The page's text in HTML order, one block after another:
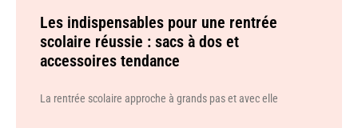
Les indispensables pour une rentrée
scolaire réussie : sacs à dos et
accessoires tendance
La rentrée scolaire approche à grands pas et avec elle